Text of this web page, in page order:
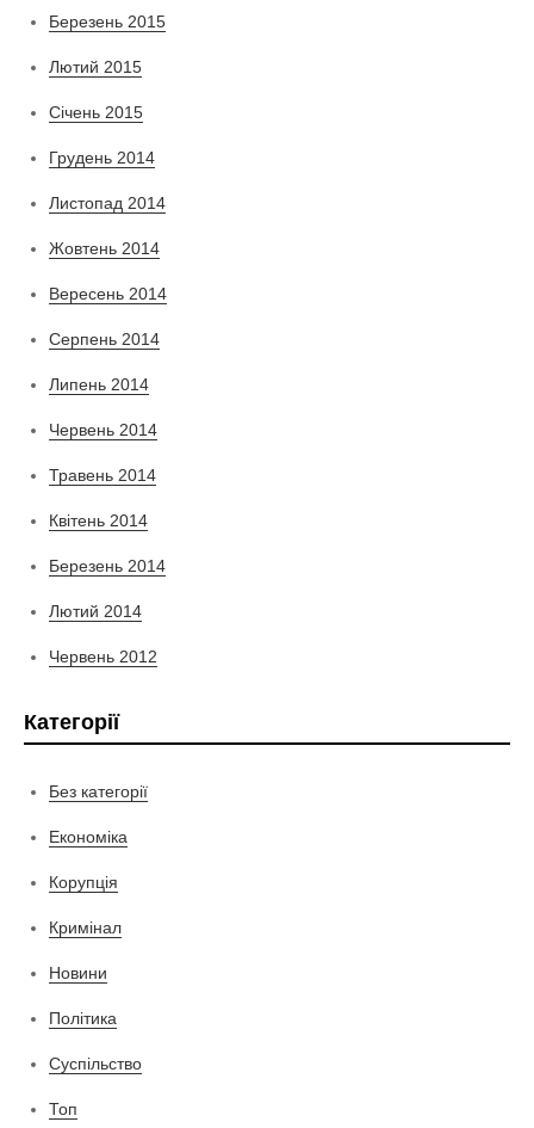
Березень 2015
Лютий 2015
Січень 2015
Грудень 2014
Листопад 2014
Жовтень 2014
Вересень 2014
Серпень 2014
Липень 2014
Червень 2014
Травень 2014
Квітень 2014
Березень 2014
Лютий 2014
Червень 2012
Категорії
Без категорії
Економіка
Корупція
Кримінал
Новини
Політика
Суспільство
Топ